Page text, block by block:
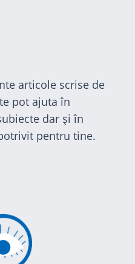
articole scrise de
pot ajuta în
dar și în
pentru tine.